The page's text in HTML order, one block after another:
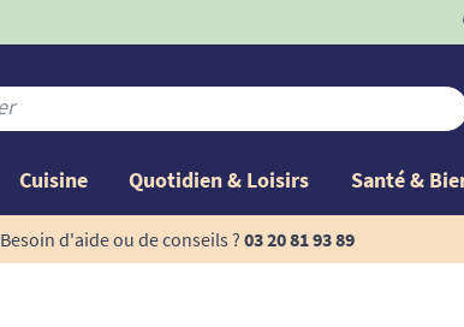
Cuisine Quotidien & Loisirs Santé &
Besoin d'aide ou de conseils ? 03 20 81 93 89